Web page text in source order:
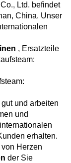
Ltd. befindet
China. Unser
, Ersatzteile
und arbeiten
und
erhalten.
Herzen
der Sie